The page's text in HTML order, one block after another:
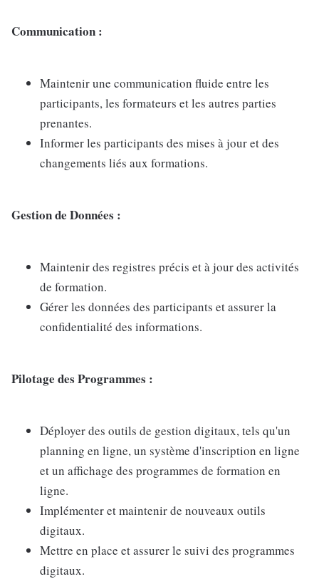
Communication :
Maintenir une communication fluide entre les
participants, les formateurs et les autres parties
prenantes.
Informer les participants des mises à jour et des
changements liés aux formations.
Gestion de Données :
Maintenir des registres précis et à jour des activités
de formation.
Gérer les données des participants et assurer la
confidentialité des informations.
Pilotage des Programmes :
Déployer des outils de gestion digitaux, tels qu'un
planning en ligne, un système d'inscription en ligne
et un affichage des programmes de formation en
ligne.
Implémenter et maintenir de nouveaux outils
digitaux.
Mettre en place et assurer le suivi des programmes
digitaux.